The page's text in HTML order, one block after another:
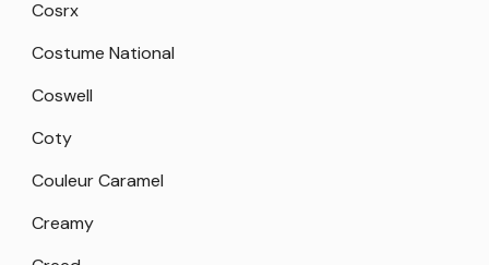
Cosrx
Costume National
Coswell
Coty
Couleur Caramel
Creamy